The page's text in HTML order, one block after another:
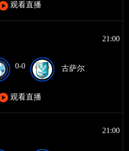
观看直播
21:00
0-0 古萨尔
观看直播
21:00